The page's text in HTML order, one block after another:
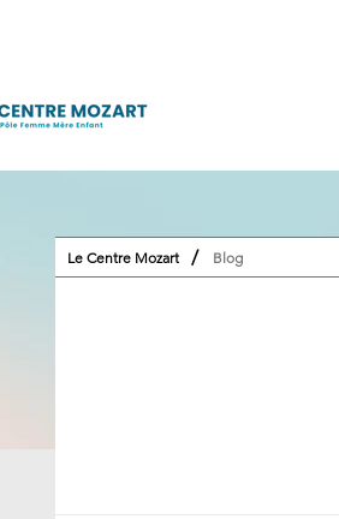
Le Centre Mozart / Blog